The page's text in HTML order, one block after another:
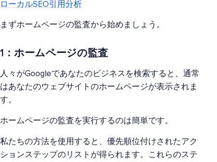
ローカルSEO引用分析
まずホームページの監査から始めましょう。
1：ホームページの監査
人々がGoogleであなたのビジネスを検索すると、通常
はあなたのウェブサイトのホームページが表示されま
す。
ホームページの監査を実行するのは簡単です。
私たちの方法を使用すると、優先順位付けされたアク
ションステップのリストが得られます。これらのステ